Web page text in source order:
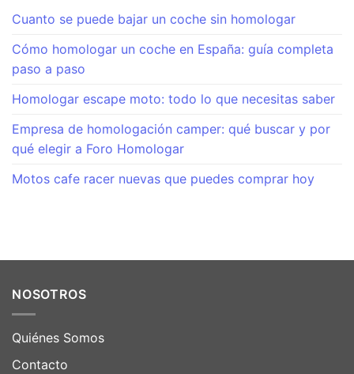
Cuanto se puede bajar un coche sin homologar
Cómo homologar un coche en España: guía completa
paso a paso
Homologar escape moto: todo lo que necesitas saber
Empresa de homologación camper: qué buscar y por
qué elegir a Foro Homologar
Motos cafe racer nuevas que puedes comprar hoy
NOSOTROS
Quiénes Somos
Contacto